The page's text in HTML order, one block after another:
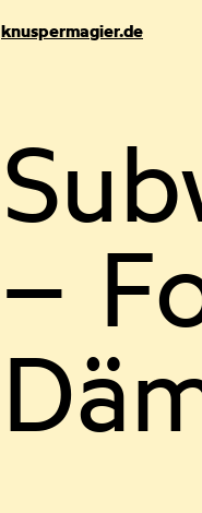
knuspermagier.de
–